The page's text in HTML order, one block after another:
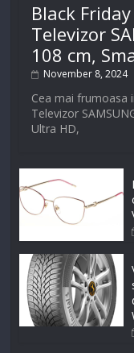
Black
Televizor
108 cm,
November 8, 2024
Cea mai frumoasa
Televizor
Ultra HD,